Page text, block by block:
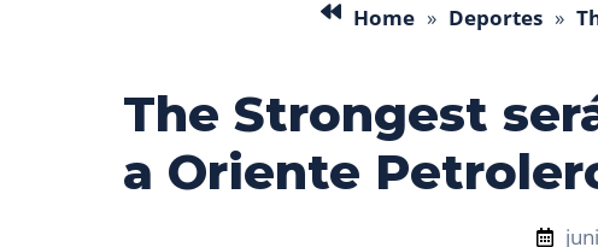
Home » Deportes »
The Strongest
a Oriente